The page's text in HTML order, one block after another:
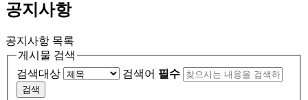
공지사항
공지사항 목록
게시물 검색
검색대상
검색어 필수